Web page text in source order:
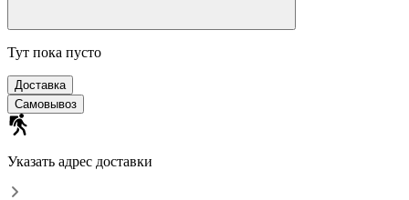
Тут пока пусто
Доставка
Самовывоз
Указать адрес доставки